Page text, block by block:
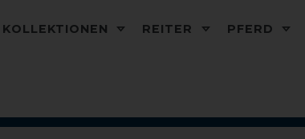
KOLLEKTIONEN REITER PFERD